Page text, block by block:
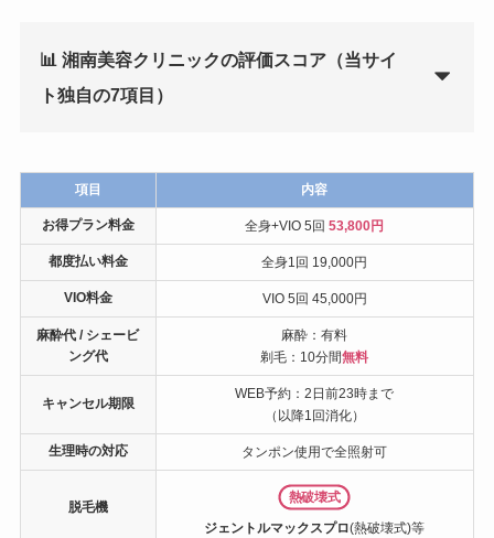
📊 湘南美容クリニックの評価スコア（当サイ
ト独自の7項目）
項目 内容
お得プラン料金 全身+VIO 5回53,800円
都度払い料金 全身1回 19,000円
VIO料金 VIO 5回 45,000円
麻酔代 / シェービ
ング代
麻酔：有料
剃毛：10分間無料
キャンセル期限
WEB予約：2日前23時まで
（以降1回消化）
生理時の対応 タンポン使用で全照射可
脱毛機
熱破壊式
ジェントルマックスプロ(熱破壊式)等